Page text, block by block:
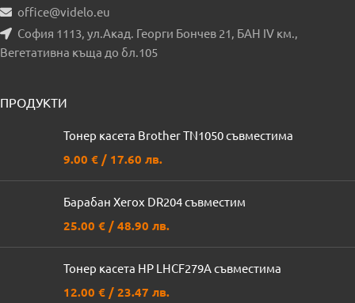
office@videlo.eu
София 1113, ул.Акад. Георги Бончев 21, БАН IV км.,
Вегетативна къща до бл.105
ПРОДУКТИ
Тонер касета Brother TN1050 съвместима
9.00 € / 17.60 лв.
Барабан Xerox DR204 съвместим
25.00 € / 48.90 лв.
Тонер касета HP LHCF279A съвместима
12.00 € / 23.47 лв.